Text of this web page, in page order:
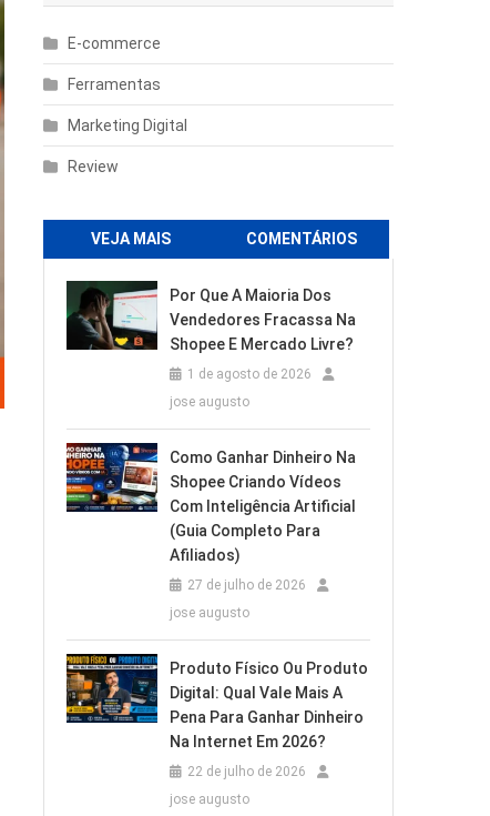
E-commerce
Ferramentas
Marketing Digital
Review
VEJA MAIS COMENTÁRIOS
Por Que A Maioria Dos
Vendedores Fracassa Na
Shopee E Mercado Livre?
1 de agosto de 2026
jose augusto
Como Ganhar Dinheiro Na
Shopee Criando Vídeos
Com Inteligência Artificial
(Guia Completo Para
Afiliados)
27 de julho de 2026
jose augusto
Produto Físico Ou Produto
Digital: Qual Vale Mais A
Pena Para Ganhar Dinheiro
Na Internet Em 2026?
22 de julho de 2026
jose augusto